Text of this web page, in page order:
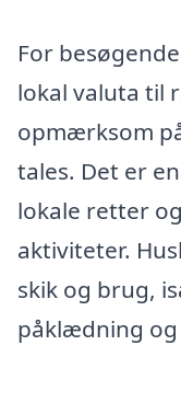
For
lokal valuta til
opmærksom
tales. Det er
lokale retter
aktiviteter.
skik og brug,
påklædning